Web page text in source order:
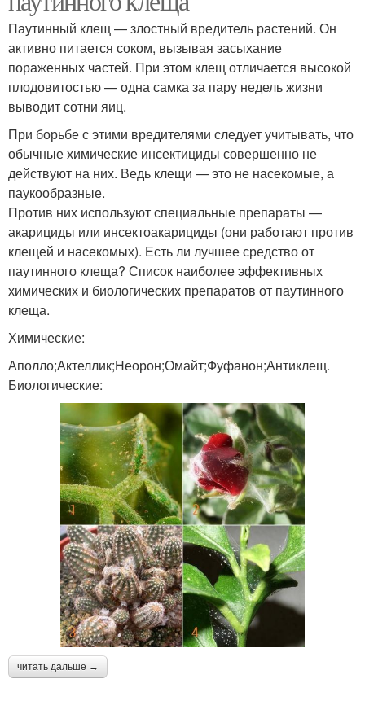
Паутинный клещ — злостный вредитель растений. Он
активно питается соком, вызывая засыхание
пораженных частей. При этом клещ отличается высокой
плодовитостью — одна самка за пару недель жизни
выводит сотни яиц.
При борьбе с этими вредителями следует учитывать, что
обычные химические инсектициды совершенно не
действуют на них. Ведь клещи — это не насекомые, а
паукообразные.
Против них используют специальные препараты —
акарициды или инсектоакарициды (они работают против
клещей и насекомых). Есть ли лучшее средство от
паутинного клеща? Список наиболее эффективных
химических и биологических препаратов от паутинного
клеща.
Химические:
Аполло;Актеллик;Неорон;Омайт;Фуфанон;Антиклещ.
Биологические:
читать дальше →